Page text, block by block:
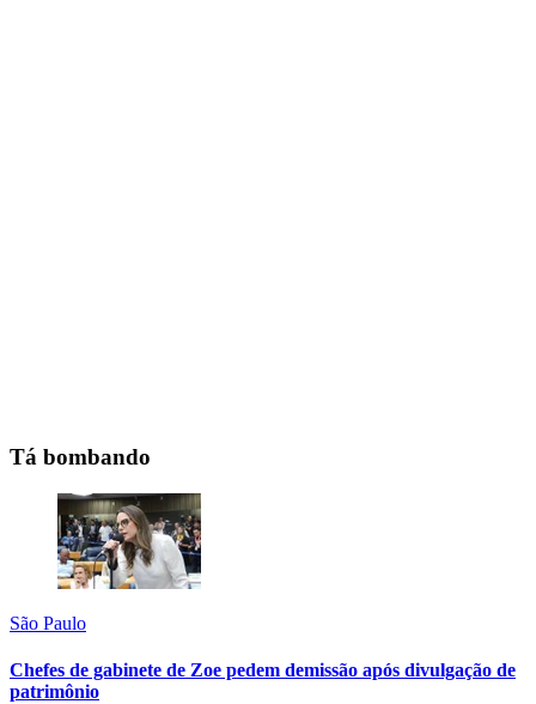
Tá bombando
São Paulo
Chefes de gabinete de Zoe pedem demissão após divulgação de
patrimônio